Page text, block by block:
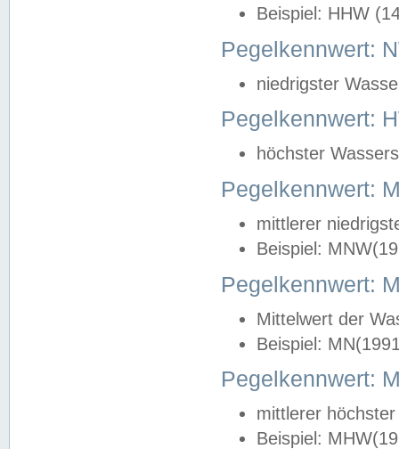
Beispiel: HHW
Pegelkennwert:
niedrigster
Pegelkennwert:
höchster
Pegelkennwert:
mittlerer
Beispiel:
Pegelkennwert:
Mittelwert der
Beispiel:
Pegelkennwert:
mittlerer
Beispiel: